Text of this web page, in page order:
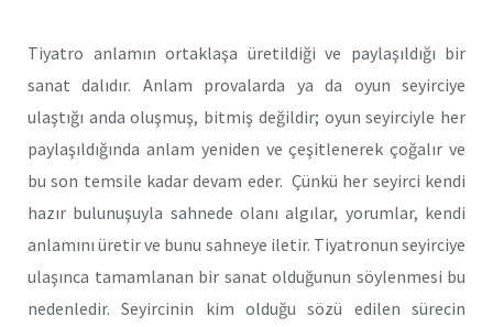
Tiyatro anlamın ortaklaşa üretildiği ve paylaşıldığı bir
sanat dalıdır. Anlam provalarda ya da oyun seyirciye
ulaştığı anda oluşmuş, bitmiş değildir; oyun seyirciyle her
paylaşıldığında anlam yeniden ve çeşitlenerek çoğalır ve
bu son temsile kadar devam eder. Çünkü her seyirci kendi
hazır bulunuşuyla sahnede olanı algılar, yorumlar, kendi
anlamını üretir ve bunu sahneye iletir. Tiyatronun seyirciye
ulaşınca tamamlanan bir sanat olduğunun söylenmesi bu
nedenledir. Seyircinin kim olduğu sözü edilen sürecin